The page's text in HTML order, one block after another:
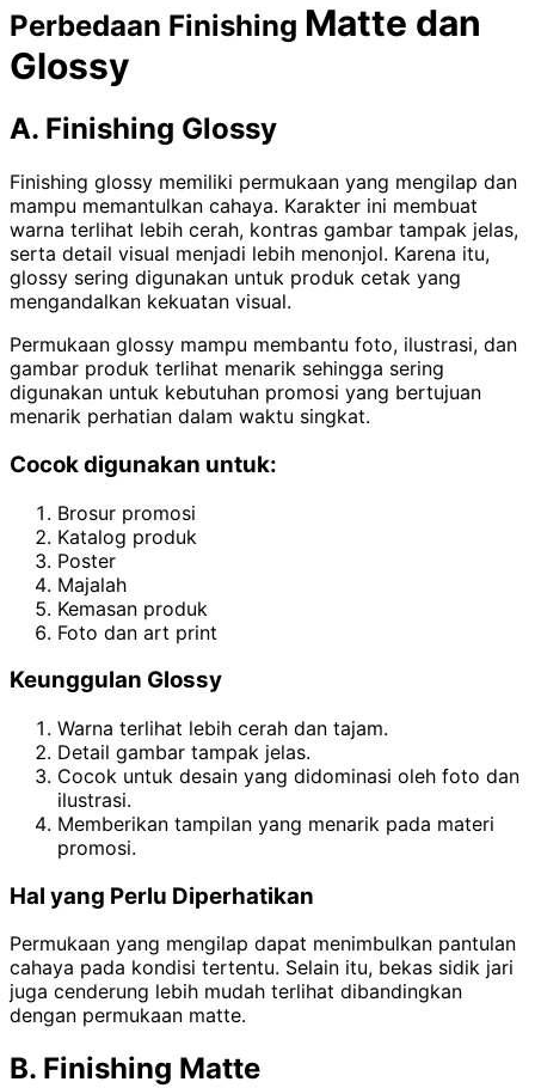
Perbedaan Finishing Matte dan
Glossy
A. Finishing Glossy
Finishing glossy memiliki permukaan yang mengilap dan
mampu memantulkan cahaya. Karakter ini membuat
warna terlihat lebih cerah, kontras gambar tampak jelas,
serta detail visual menjadi lebih menonjol. Karena itu,
glossy sering digunakan untuk produk cetak yang
mengandalkan kekuatan visual.
Permukaan glossy mampu membantu foto, ilustrasi, dan
gambar produk terlihat menarik sehingga sering
digunakan untuk kebutuhan promosi yang bertujuan
menarik perhatian dalam waktu singkat.
Cocok digunakan untuk:
Brosur promosi
Katalog produk
Poster
Majalah
Kemasan produk
Foto dan art print
Keunggulan Glossy
Warna terlihat lebih cerah dan tajam.
Detail gambar tampak jelas.
Cocok untuk desain yang didominasi oleh foto dan
ilustrasi.
Memberikan tampilan yang menarik pada materi
promosi.
Hal yang Perlu Diperhatikan
Permukaan yang mengilap dapat menimbulkan pantulan
cahaya pada kondisi tertentu. Selain itu, bekas sidik jari
juga cenderung lebih mudah terlihat dibandingkan
dengan permukaan matte.
B. Finishing Matte